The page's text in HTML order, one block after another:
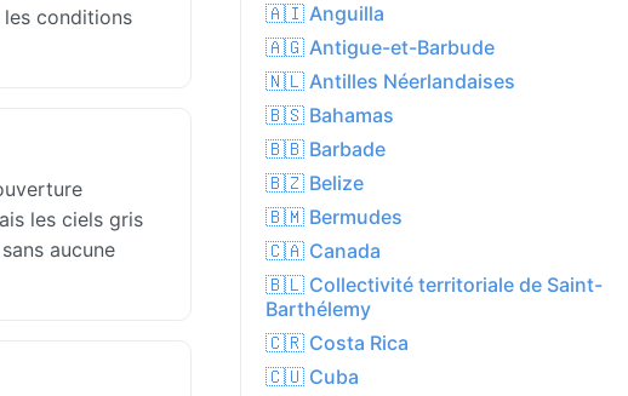
les conditions
les ciels gris
aucune
🇦🇮 Anguilla
🇦🇬 Antigue-et-Barbude
🇳🇱 Antilles Néerlandaises
🇧🇸 Bahamas
🇧🇧 Barbade
🇧🇿 Belize
🇧🇲 Bermudes
🇨🇦 Canada
🇧🇱 Collectivité territoriale de Saint-
Barthélemy
🇨🇷 Costa Rica
🇨🇺 Cuba